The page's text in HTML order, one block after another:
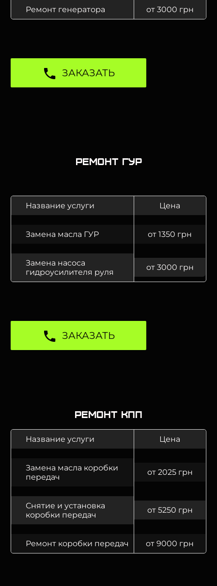
Ремонт генератора от 3000 грн
ЗАКАЗАТЬ
Ремонт ГУР
Название услуги Цена
Замена масла ГУР от 1350 грн
Замена насоса
гидроусилителя руля
от 3000 грн
ЗАКАЗАТЬ
Ремонт КПП
Название услуги Цена
Замена масла коробки
передач
от 2025 грн
Снятие и установка
коробки передач
от 5250 грн
Ремонт коробки передач от 9000 грн